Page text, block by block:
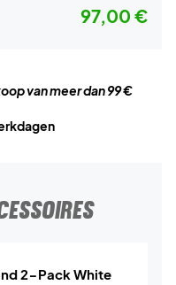
97,00 €
van meer dan 99 €
2-Pack White